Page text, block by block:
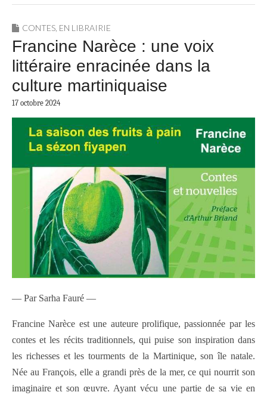
CONTES EN LIBRAIRIE
Francine Narèce : une voix
littéraire enracinée dans la
culture martiniquaise
17 octobre 2024
— Par Sarha Fauré —
Francine Narèce est une auteure prolifique, passionnée par les
contes et les récits traditionnels, qui puise son inspiration dans
les richesses et les tourments de la Martinique, son île natale.
Née au François, elle a grandi près de la mer, ce qui nourrit son
imaginaire et son œuvre. Ayant vécu une partie de sa vie en